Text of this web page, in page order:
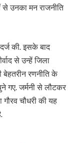
उनका मन राजनीति
की. इसके बाद
से उन्हें जिला
बेहतरीन रणनीति के
गए. जर्मनी से लौटकर
गौरव चौधरी की यह